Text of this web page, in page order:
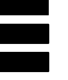
coste de la
que vive el
Gobierno de
ese mismo
2020 por un